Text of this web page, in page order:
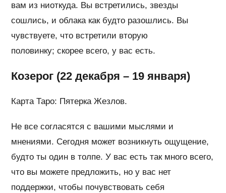
вам из ниоткуда. Вы встретились, звезды
сошлись, и облака как будто разошлись. Вы
чувствуете, что встретили вторую
половинку; скорее всего, у вас есть.
Козерог (22 декабря – 19 января)
Карта Таро: Пятерка Жезлов.
Не все согласятся с вашими мыслями и
мнениями. Сегодня может возникнуть ощущение,
будто ты один в толпе. У вас есть так много всего,
что вы можете предложить, но у вас нет
поддержки, чтобы почувствовать себя